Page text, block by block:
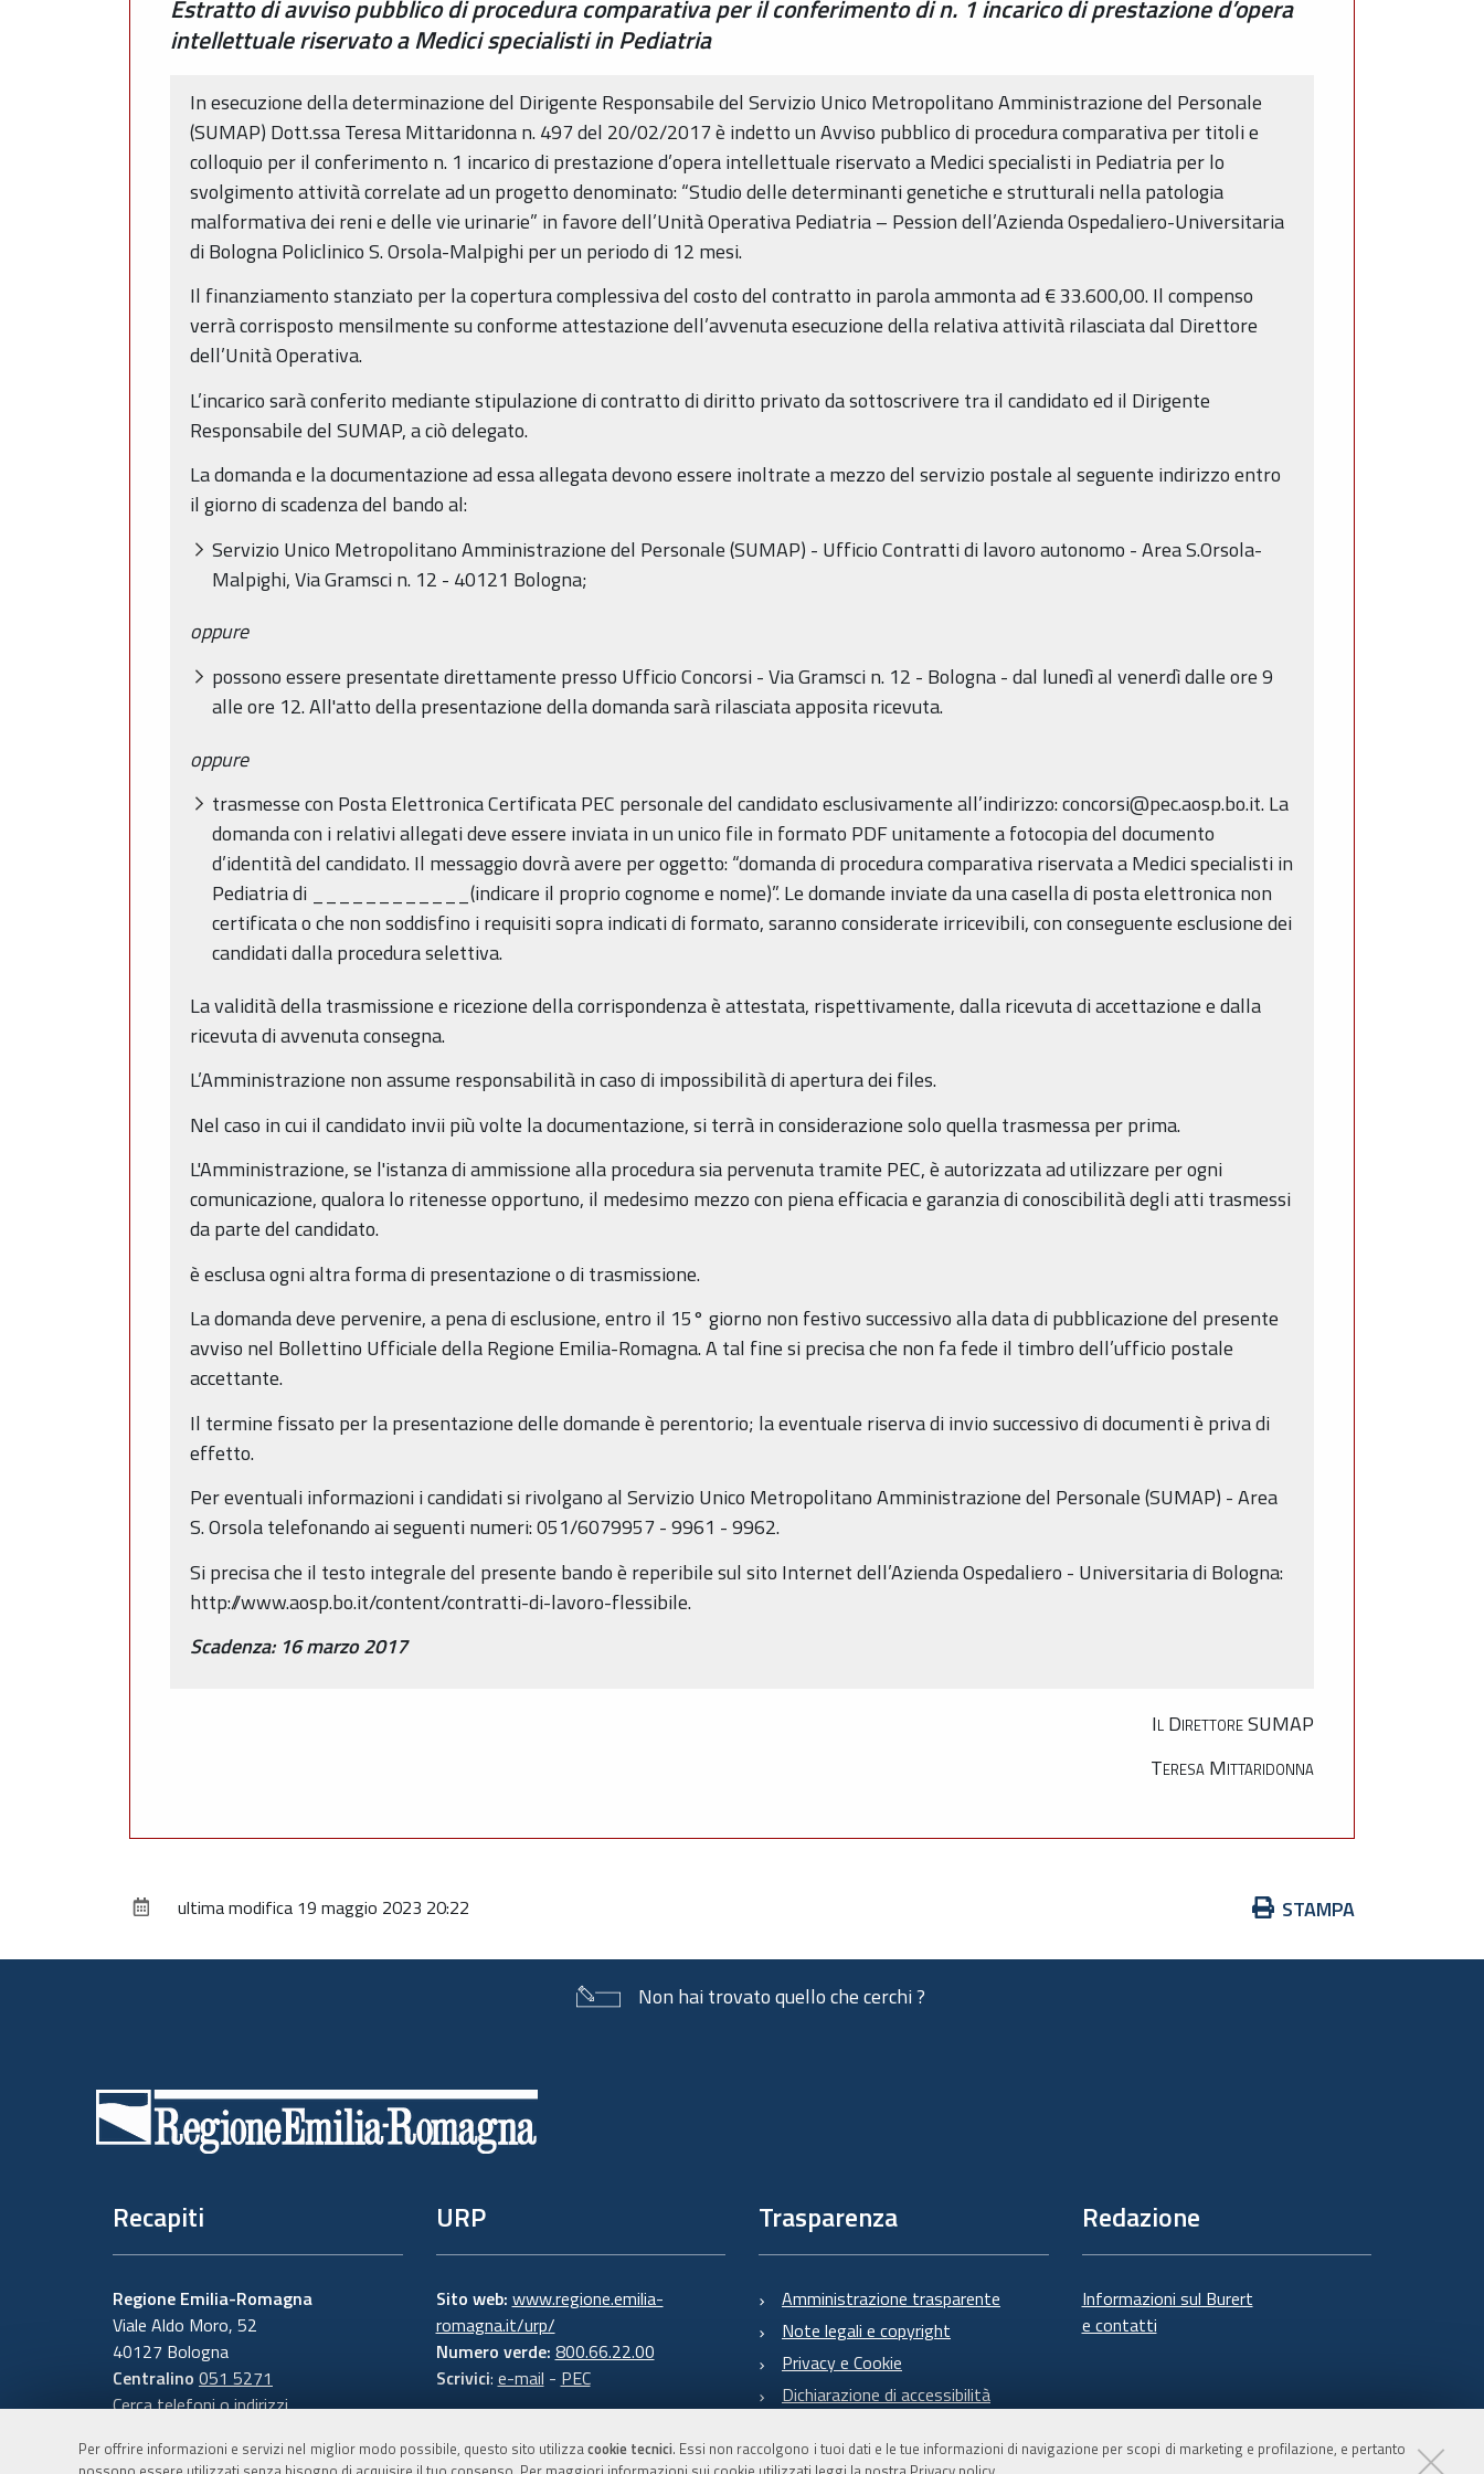
Per offrire informazioni e servizi nel miglior modo possibile, questo sito utilizzacookie tecnici. Essi non raccolgono i tuoi dati e le tue informazioni di navigazione per scopi di marketing e profilazione, e pertanto
Estratto di avviso pubblico di procedura comparativa per il conferimento di n. 1 incarico di prestazione d’opera
intellettuale riservato a Medici specialisti in Pediatria
In esecuzione della determinazione del Dirigente Responsabile del Servizio Unico Metropolitano Amministrazione del Personale
(SUMAP) Dott.ssa Teresa Mittaridonna n. 497 del 20/02/2017 è indetto un Avviso pubblico di procedura comparativa per titoli e
colloquio per il conferimento n. 1 incarico di prestazione d’opera intellettuale riservato a Medici specialisti in Pediatria per lo
svolgimento attività correlate ad un progetto denominato: “Studio delle determinanti genetiche e strutturali nella patologia
malformativa dei reni e delle vie urinarie” in favore dell’Unità Operativa Pediatria – Pession dell’Azienda Ospedaliero-Universitaria
di Bologna Policlinico S. Orsola-Malpighi per un periodo di 12 mesi.
Il finanziamento stanziato per la copertura complessiva del costo del contratto in parola ammonta ad € 33.600,00. Il compenso
verrà corrisposto mensilmente su conforme attestazione dell’avvenuta esecuzione della relativa attività rilasciata dal Direttore
dell’Unità Operativa.
L’incarico sarà conferito mediante stipulazione di contratto di diritto privato da sottoscrivere tra il candidato ed il Dirigente
Responsabile del SUMAP, a ciò delegato.
La domanda e la documentazione ad essa allegata devono essere inoltrate a mezzo del servizio postale al seguente indirizzo entro
il giorno di scadenza del bando al:
Servizio Unico Metropolitano Amministrazione del Personale (SUMAP) - Ufficio Contratti di lavoro autonomo - Area S.Orsola-
Malpighi, Via Gramsci n. 12 - 40121 Bologna;
oppure
possono essere presentate direttamente presso Ufficio Concorsi - Via Gramsci n. 12 - Bologna - dal lunedì al venerdì dalle ore 9
alle ore 12. All'atto della presentazione della domanda sarà rilasciata apposita ricevuta.
oppure
trasmesse con Posta Elettronica Certificata PEC personale del candidato esclusivamente all’indirizzo: concorsi@pec.aosp.bo.it. La
domanda con i relativi allegati deve essere inviata in un unico file in formato PDF unitamente a fotocopia del documento
d’identità del candidato. Il messaggio dovrà avere per oggetto: “domanda di procedura comparativa riservata a Medici specialisti in
Pediatria di ____________(indicare il proprio cognome e nome)”. Le domande inviate da una casella di posta elettronica non
certificata o che non soddisfino i requisiti sopra indicati di formato, saranno considerate irricevibili, con conseguente esclusione dei
candidati dalla procedura selettiva.
La validità della trasmissione e ricezione della corrispondenza è attestata, rispettivamente, dalla ricevuta di accettazione e dalla
ricevuta di avvenuta consegna.
L’Amministrazione non assume responsabilità in caso di impossibilità di apertura dei files.
Nel caso in cui il candidato invii più volte la documentazione, si terrà in considerazione solo quella trasmessa per prima.
L'Amministrazione, se l'istanza di ammissione alla procedura sia pervenuta tramite PEC, è autorizzata ad utilizzare per ogni
comunicazione, qualora lo ritenesse opportuno, il medesimo mezzo con piena efficacia e garanzia di conoscibilità degli atti trasmessi
da parte del candidato.
è esclusa ogni altra forma di presentazione o di trasmissione.
La domanda deve pervenire, a pena di esclusione, entro il 15° giorno non festivo successivo alla data di pubblicazione del presente
avviso nel Bollettino Ufficiale della Regione Emilia-Romagna. A tal fine si precisa che non fa fede il timbro dell’ufficio postale
accettante.
Il termine fissato per la presentazione delle domande è perentorio; la eventuale riserva di invio successivo di documenti è priva di
effetto.
Per eventuali informazioni i candidati si rivolgano al Servizio Unico Metropolitano Amministrazione del Personale (SUMAP) - Area
S. Orsola telefonando ai seguenti numeri: 051/6079957 - 9961 - 9962.
Si precisa che il testo integrale del presente bando è reperibile sul sito Internet dell’Azienda Ospedaliero - Universitaria di Bologna:
http://www.aosp.bo.it/content/contratti-di-lavoro-flessibile.
Scadenza: 16 marzo 2017
Il Direttore SUMAP
Teresa Mittaridonna
Azioni
documento
STAMPA
ultima modifica 19 maggio 2023 20:22
Non hai trovato quello che cerchi ?
Recapiti
Regione Emilia-Romagna
Viale Aldo Moro, 52
40127 Bologna
Centralino 051 5271
Cerca telefoni o indirizzi
URP
Sito web: www.regione.emilia-
romagna.it/urp/
Numero verde: 800.66.22.00
Scrivici: e-mail - PEC
Trasparenza
Amministrazione trasparente
Note legali e copyright
Privacy e Cookie
Dichiarazione di accessibilità
Redazione
Informazioni sul Burert
e contatti